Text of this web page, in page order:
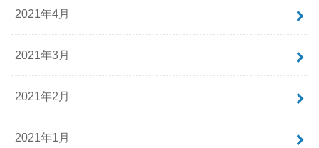
2021年4月
2021年3月
2021年2月
2021年1月